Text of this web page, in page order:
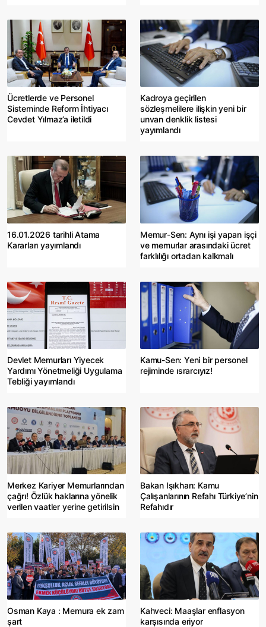
Ücretlerde ve Personel
Sisteminde Reform İhtiyacı
Cevdet Yılmaz’a iletildi
Kadroya geçirilen
sözleşmelilere ilişkin yeni bir
unvan denklik listesi
yayımlandı
16.01.2026 tarihli Atama
Kararları yayımlandı
Memur-Sen: Aynı işi yapan işçi
ve memurlar arasındaki ücret
farklılığı ortadan kalkmalı
Devlet Memurları Yiyecek
Yardımı Yönetmeliği Uygulama
Tebliği yayımlandı
Kamu-Sen: Yeni bir personel
rejiminde ısrarcıyız!
Merkez Kariyer Memurlarından
çağrı! Özlük haklarına yönelik
verilen vaatler yerine getirilsin
Bakan Işıkhan: Kamu
Çalışanlarının Refahı Türkiye’nin
Refahıdır
Osman Kaya : Memura ek zam
şart
Kahveci: Maaşlar enflasyon
karşısında eriyor